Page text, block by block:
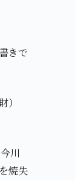
きで
）
川
焼失